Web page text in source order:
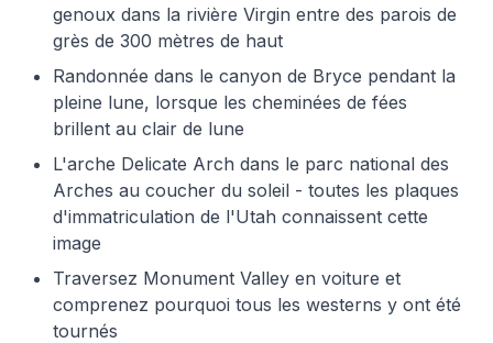
genoux dans la rivière Virgin entre des parois de
grès de 300 mètres de haut
Randonnée dans le canyon de Bryce pendant la
pleine lune, lorsque les cheminées de fées
brillent au clair de lune
L'arche Delicate Arch dans le parc national des
Arches au coucher du soleil - toutes les plaques
d'immatriculation de l'Utah connaissent cette
image
Traversez Monument Valley en voiture et
comprenez pourquoi tous les westerns y ont été
tournés